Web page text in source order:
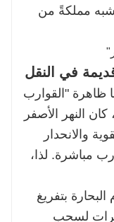
مملكةً من
ظاهرة "القوارب
النهر الأصفر
والانحدار
مباشرة. لذا،
بتفريغ
لسحب